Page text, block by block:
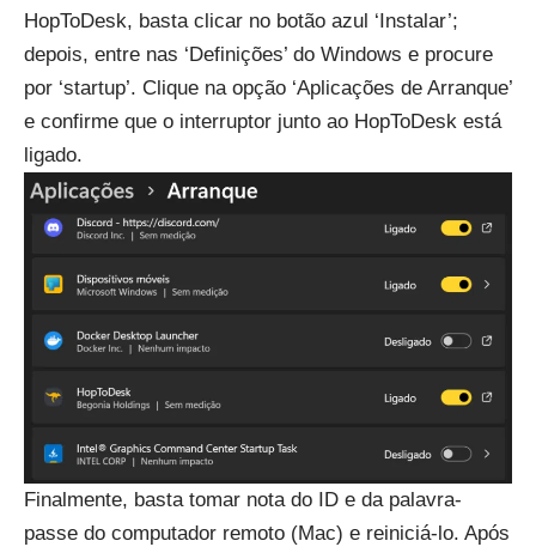
HopToDesk, basta clicar no botão azul ‘Instalar’;
depois, entre nas ‘Definições’ do Windows e procure
por ‘startup’. Clique na opção ‘Aplicações de Arranque’
e confirme que o interruptor junto ao HopToDesk está
ligado.
Finalmente, basta tomar nota do ID e da palavra-
passe do computador remoto (Mac) e reiniciá-lo. Após